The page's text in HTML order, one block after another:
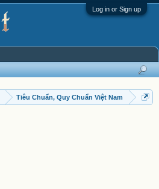
Log in or Sign up
Tiêu Chuẩn, Quy Chuẩn Việt Nam